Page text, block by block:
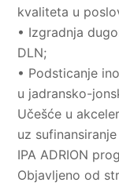
kvaliteta u
• Izgradnja
DLN;
• Podsticanje
u jadransko-
Učešće u
uz
IPA ADRION
Objavljeno od